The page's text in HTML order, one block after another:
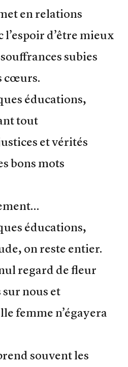
en relations
l’espoir d’être mieux
subies
cœurs.
éducations,
tout
et vérités
bons mots
éducations,
on reste entier.
regard de fleur
sur nous et
femme n’égayera
souvent les